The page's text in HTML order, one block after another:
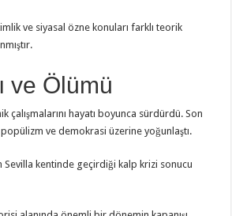
ve siyasal özne konuları farklı teorik
ve Ölümü
çalışmalarını hayatı boyunca sürdürdü. Son
ve demokrasi üzerine yoğunlaştı.
Sevilla kentinde geçirdiği kalp krizi sonucu